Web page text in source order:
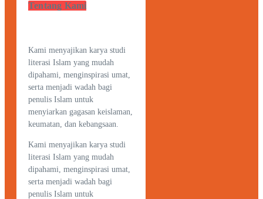
Tentang Kami
Kami menyajikan karya studi
literasi Islam yang mudah
dipahami, menginspirasi umat,
serta menjadi wadah bagi
penulis Islam untuk
menyiarkan gagasan keislaman,
keumatan, dan kebangsaan.
Kami menyajikan karya studi
literasi Islam yang mudah
dipahami, menginspirasi umat,
serta menjadi wadah bagi
penulis Islam untuk